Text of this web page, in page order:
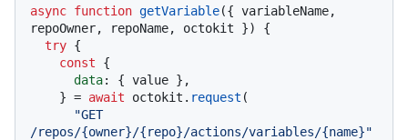
async function getVariable({ variableName,
repoOwner, repoName, octokit }) {
try {
const {
data: { value },
    } =
await octokit. request (
"GET
/repos/{owner}/{repo}/actions/variables/{name}"